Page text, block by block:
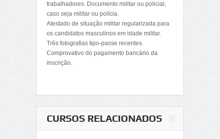
trabalhadores. Documento militar ou policial,
caso seja militar ou polícia.
Atestado de situação militar regularizada para
os candidatos masculinos em idade militar.
Três fotografias tipo-passe recentes.
Comprovativo do pagamento bancário da
inscrição.
CURSOS RELACIONADOS